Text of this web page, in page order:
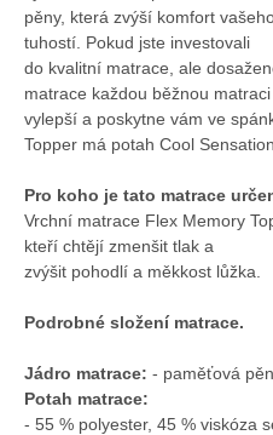
pěny, která zvýší komfort
tuhostí. Pokud jste investovali
do kvalitní matrace, ale
matrace každou běžnou matraci
vylepší a poskytne vám ve
Topper má potah Cool
Pro koho je tato matrace
Vrchní matrace Flex Memory
kteří chtějí zmenšit tlak a
zvýšit pohodlí a měkkost lůžka.
Podrobné složení matrace.
Jádro matrace: - paměťová
Potah matrace:
- 55 % polyester, 45 % viskóza